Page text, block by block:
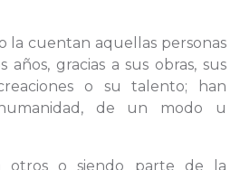
la cuentan aquellas personas
gracias a sus obras, sus
o su talento; han
de un modo u
otros o siendo parte de la